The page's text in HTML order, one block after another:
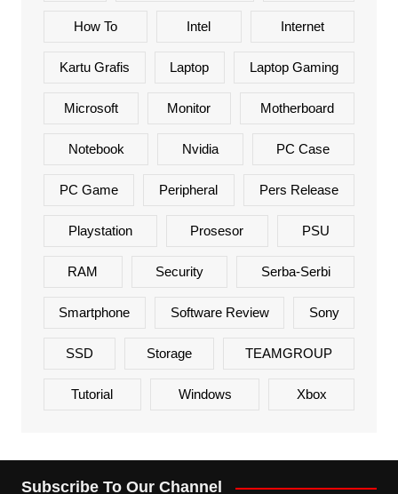
How To Intel Internet
Kartu Grafis Laptop Laptop Gaming
Microsoft Monitor Motherboard
Notebook Nvidia PC Case
PC Game Peripheral Pers Release
Playstation Prosesor PSU
RAM Security Serba-Serbi
Smartphone Software Review Sony
SSD Storage TEAMGROUP
Tutorial Windows Xbox
Subscribe To Our Channel